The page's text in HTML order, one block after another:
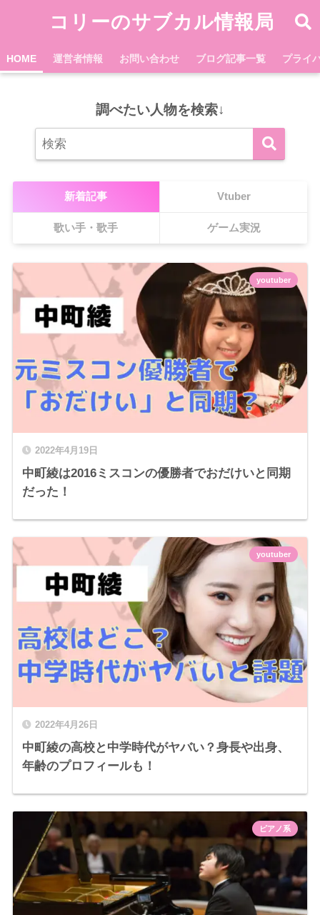
コリーのサブカル情報局
HOME 運営者情報 お問い合わせ ブログ記事一覧 プライ
調べたい人物を検索↓
新着記事 Vtuber
歌い手・歌手 ゲーム実況
2022年4月19日
中町綾は2016ミスコンの優勝者でおだけいと同期
だった！
youtuber
2022年4月26日
中町綾の高校と中学時代がヤバい？身長や出身、
年齢のプロフィールも！
youtuber
ピアノ系